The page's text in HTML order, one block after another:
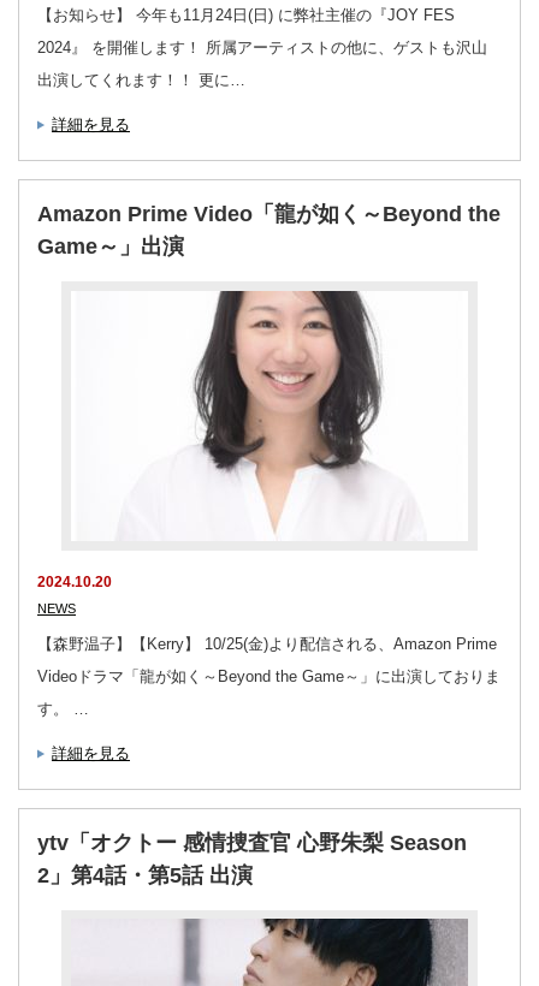
【お知らせ】 今年も11月24日(日) に弊社主催の『JOY FES
2024』 を開催します！ 所属アーティストの他に、ゲストも沢山
出演してくれます！！ 更に…
詳細を見る
Amazon Prime Video「龍が如く～Beyond the
Game～」出演
2024.10.20
NEWS
【森野温子】【Kerry】 10/25(金)より配信される、Amazon Prime
Videoドラマ「龍が如く～Beyond the Game～」に出演しておりま
す。 …
詳細を見る
ytv「オクトー 感情捜査官 心野朱梨 Season
2」第4話・第5話 出演